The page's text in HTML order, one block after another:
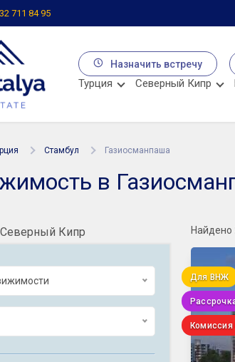
711 84 95
Назначить встречу
Турция Северный Кипр
Стамбул Газиосманпаша
в
Северный Кипр Найдено
Для ВНЖ
Комиссия